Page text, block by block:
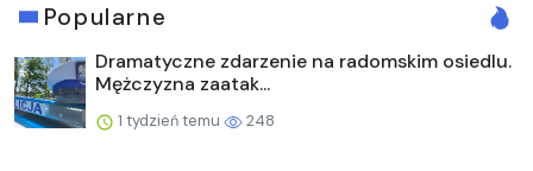
Popularne
Dramatyczne zdarzenie na radomskim osiedlu.
Mężczyzna zaatak...
1 tydzień temu 248